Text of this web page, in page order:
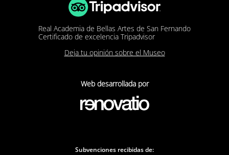
Real Academia de Bellas Artes de San Fernando
Certificado de excelencia Tripadvisor
Deja tu opinión sobre el Museo
Web desarrollada por
Subvenciones recibidas de: